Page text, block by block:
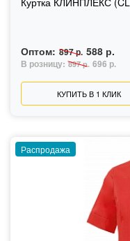
Оптом: 897 р. 588 р.
В розницу: 897 р. 696 р.
КУПИТЬ В 1 КЛИК
Распродажа